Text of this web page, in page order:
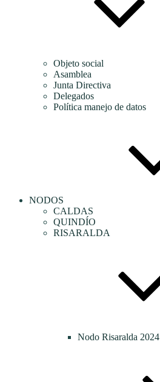
Objeto social
Asamblea
Junta Directiva
Delegados
Política manejo de datos
NODOS
CALDAS
QUINDÍO
RISARALDA
Nodo Risaralda 2024